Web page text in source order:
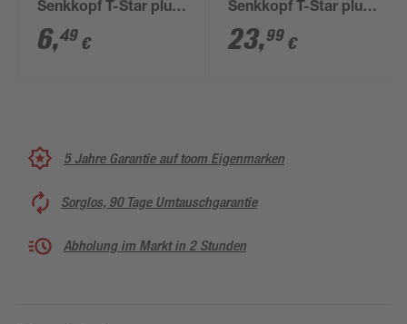
Senkkopf T-Star plus
T20 Ø 4 x 45 mm 25
Stück
6,49 €
Senkkopf T-Star plus
T20 Ø 4 x 50 mm 125
Stück
23,99 €
5 Jahre Garantie auf toom Eigenmarken
Sorglos, 90 Tage Umtauschgarantie
Abholung im Markt in 2 Stunden